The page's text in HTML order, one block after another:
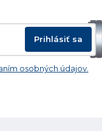
Prihlásiť sa
osobných údajov.